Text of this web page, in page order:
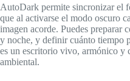
AutoDark permite sincronizar el
que al activarse el modo oscuro
imagen acorde. Puedes preparar
y noche, y definir cuánto tiempo
es un escritorio vivo, armónico y
ambiental.